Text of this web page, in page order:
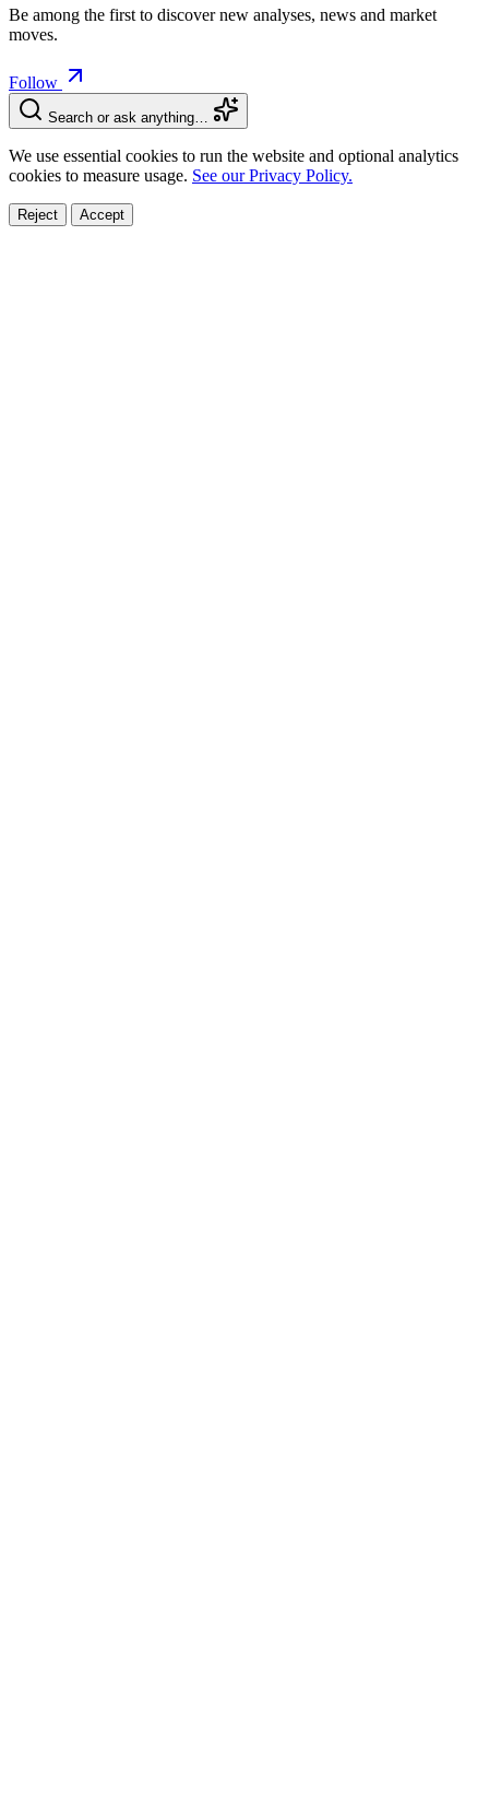
Be among the first to discover new analyses, news and market
moves.
Follow
Search or ask anything…
We use essential cookies to run the website and optional analytics
cookies to measure usage. See our Privacy Policy.
Reject Accept